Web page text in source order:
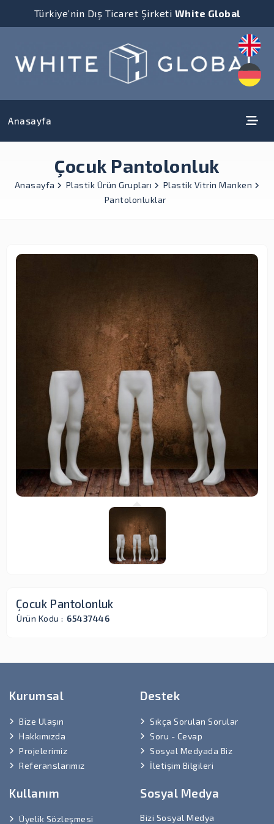
Türkiye’nin Dış Ticaret Şirketi White Global
Anasayfa
Çocuk Pantolonluk
Anasayfa Plastik Ürün Grupları
Plastik Vitrin Manken
Pantolonluklar
Çocuk Pantolonluk
Ürün Kodu : 65437446
Kurumsal
Bize Ulaşın
Hakkımızda
Projelerimiz
Referanslarımız
Destek
Sıkça Sorulan Sorular
Soru - Cevap
Sosyal Medyada Biz
İletişim Bilgileri
Kullanım
Üyelik Sözleşmesi
Sosyal Medya
Bizi Sosyal Medya